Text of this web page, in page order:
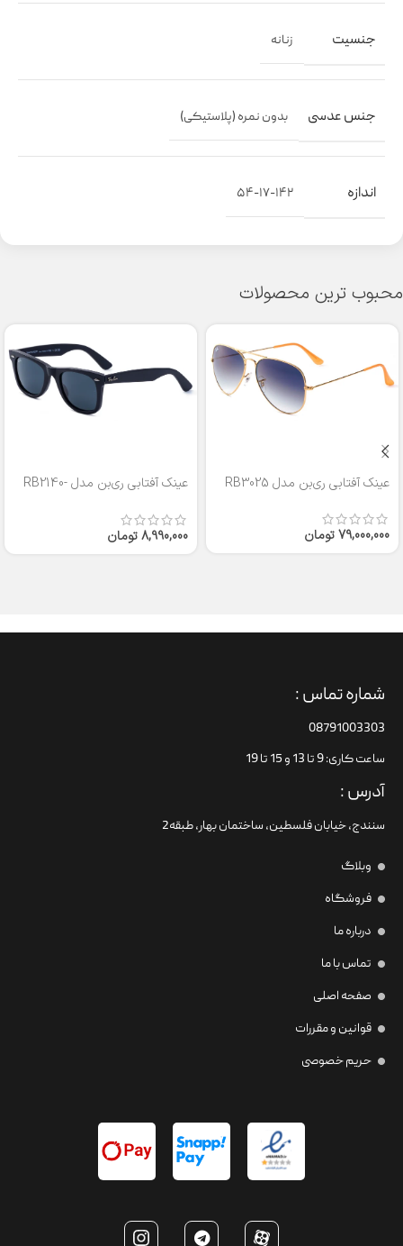
جنسیت زنانه
جنس عدسی بدون نمره (پلاستیکی)
اندازه ۵۴-۱۷-۱۴۲
محبوب ترین محصولات
عینک آفتابی ری‌بن مدل RB3025
79,000,000تومان
عینک آفتابی ری‌بن مدل RB2140-
8,990,000تومان
شماره تماس :
08791003303
ساعت کاری: 9 تا 13 و 15 تا 19
آدرس :
سنندج، خیابان فلسطین،‌ ساختمان بهار، طبقه2
وبلاگ
فروشگاه
درباره ما
تماس با ما
صفحه اصلی
قوانین و مقررات
حریم خصوصی